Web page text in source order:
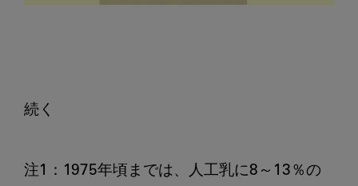
続く
注1：1975年頃までは、人工乳に8～13％の